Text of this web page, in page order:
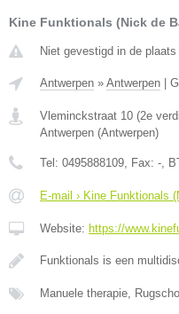
Kine Funktionals (Nick de
Niet gevestigd in de
Antwerpen » Antwerpen
Vleminckstraat 10 (2e
Antwerpen (Antwerpen)
Tel: 0495888109, Fax: -,
E-mail › Kine Funktionals
Website: https://
Funktionals is een
Manuele therapie,